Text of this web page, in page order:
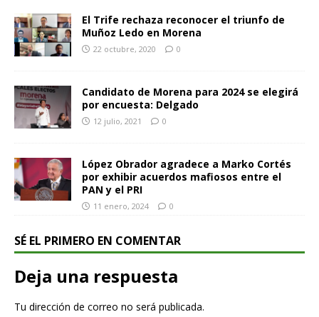
El Trife rechaza reconocer el triunfo de
Muñoz Ledo en Morena
22 octubre, 2020 0
Candidato de Morena para 2024 se elegirá
por encuesta: Delgado
12 julio, 2021 0
López Obrador agradece a Marko Cortés
por exhibir acuerdos mafiosos entre el
PAN y el PRI
11 enero, 2024 0
SÉ EL PRIMERO EN COMENTAR
Deja una respuesta
Tu dirección de correo no será publicada.